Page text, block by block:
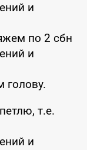
и
по 2 сбн
и
голову.
т.е.
и